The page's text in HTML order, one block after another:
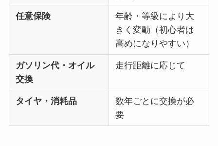
任意保険
年齢・等級により大
きく変動（初心者は
高めになりやすい）
ガソリン代・オイル
交換
走行距離に応じて
タイヤ・消耗品
数年ごとに交換が必
要